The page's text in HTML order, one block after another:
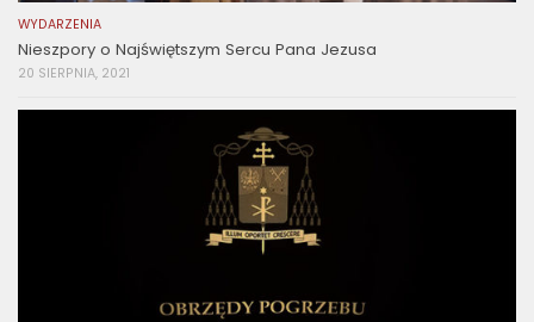
WYDARZENIA
Nieszpory o Najświętszym Sercu Pana Jezusa
20 SIERPNIA, 2021